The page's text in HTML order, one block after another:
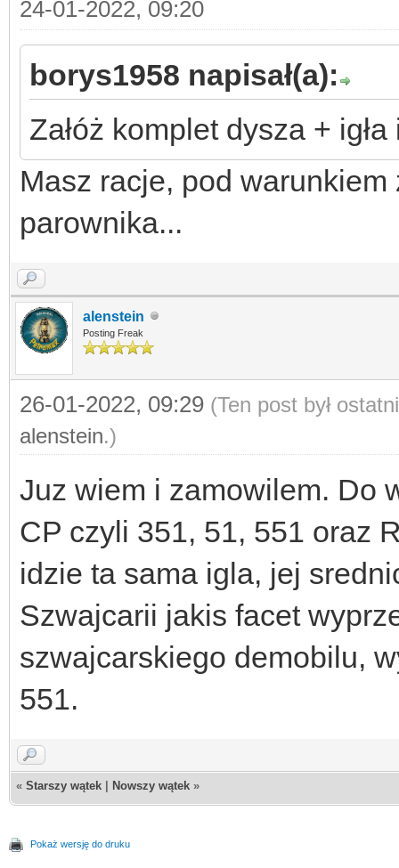
24-01-2022, 09:20
borys1958 napisał(a):
Załóż komplet dysza +
Masz racje, pod
parownika...
alenstein
Posting Freak
26-01-2022, 09:29 (Ten post był
alenstein.)
Juz wiem i zamowilem. Do
CP czyli 351, 51, 551 oraz
idzie ta sama igla, jej
Szwajcarii jakis facet
szwajcarskiego demobilu,
551.
« Starszy wątek Nowszy wątek »
Pokaż wersję do druku